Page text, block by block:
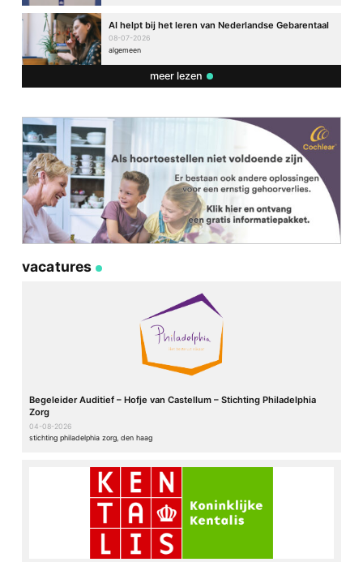
AI helpt bij het leren van Nederlandse Gebarentaal
08-07-2026
algemeen
meer lezen
vacatures
Begeleider Auditief – Hofje van Castellum – Stichting Philadelphia
Zorg
04-08-2026
stichting philadelphia zorg, den haag